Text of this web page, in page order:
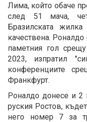
Лима, който обаче
след 51 мача,
Бразилската
качествена.
паметния гол
2023, изпратил
конференциите
Франкфурт.
Роналдо донесе и 2
руския Ростов,
него номер 7 за